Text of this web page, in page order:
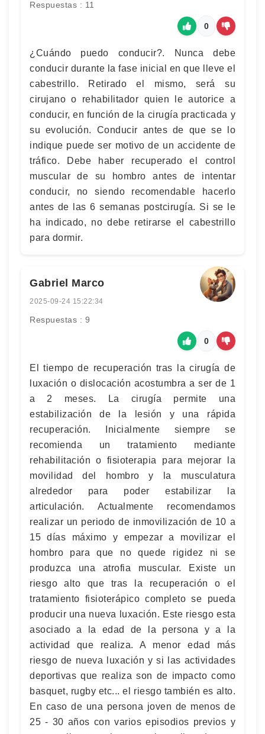
Respuestas : 11
0
¿Cuándo puedo conducir?. Nunca debe
conducir durante la fase inicial en que lleve el
cabestrillo. Retirado el mismo, será su
cirujano o rehabilitador quien le autorice a
conducir, en función de la cirugía practicada y
su evolución. Conducir antes de que se lo
indique puede ser motivo de un accidente de
tráfico. Debe haber recuperado el control
muscular de su hombro antes de intentar
conducir, no siendo recomendable hacerlo
antes de las 6 semanas postcirugía. Si se le
ha indicado, no debe retirarse el cabestrillo
para dormir.
Gabriel Marco
2025-09-24 15:22:34
Respuestas : 9
0
El tiempo de recuperación tras la cirugía de
luxación o dislocación acostumbra a ser de 1
a 2 meses. La cirugía permite una
estabilización de la lesión y una rápida
recuperación. Inicialmente siempre se
recomienda un tratamiento mediante
rehabilitación o fisioterapia para mejorar la
movilidad del hombro y la musculatura
alrededor para poder estabilizar la
articulación. Actualmente recomendamos
realizar un periodo de inmovilización de 10 a
15 días máximo y empezar a movilizar el
hombro para que no quede rigidez ni se
produzca una atrofia muscular. Existe un
riesgo alto que tras la recuperación o el
tratamiento fisioterápico completo se pueda
producir una nueva luxación. Este riesgo esta
asociado a la edad de la persona y a la
actividad que realiza. A menor edad más
riesgo de nueva luxación y si las actividades
deportivas que realiza son de impacto como
basquet, rugby etc... el riesgo también es alto.
En caso de una persona joven de menos de
25 - 30 años con varios episodios previos y